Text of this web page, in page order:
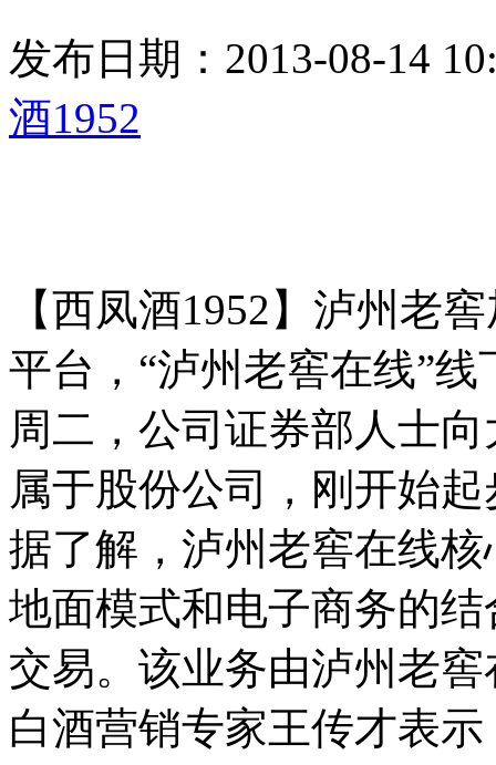
发布日期：2013-08-14
酒1952
【西凤酒1952】泸州老
平台，“泸州老窖在线”
周二，公司证券部人士
属于股份公司，刚开始
据了解，泸州老窖在线
地面模式和电子商务的
交易。该业务由泸州老
白酒营销专家王传才表